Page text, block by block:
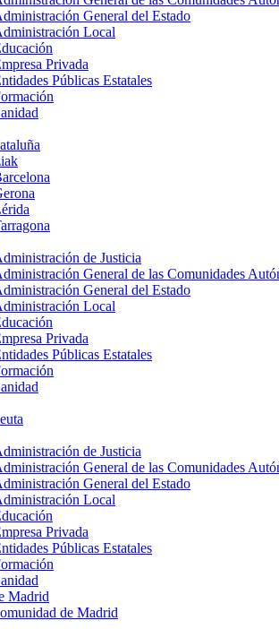
General del Estado
Local
Privada
Públicas Estatales
de Justicia
General de las Comunidades
General del Estado
Local
Privada
Públicas Estatales
de Justicia
General de las Comunidades
General del Estado
Local
Privada
Públicas Estatales
Madrid
de Madrid